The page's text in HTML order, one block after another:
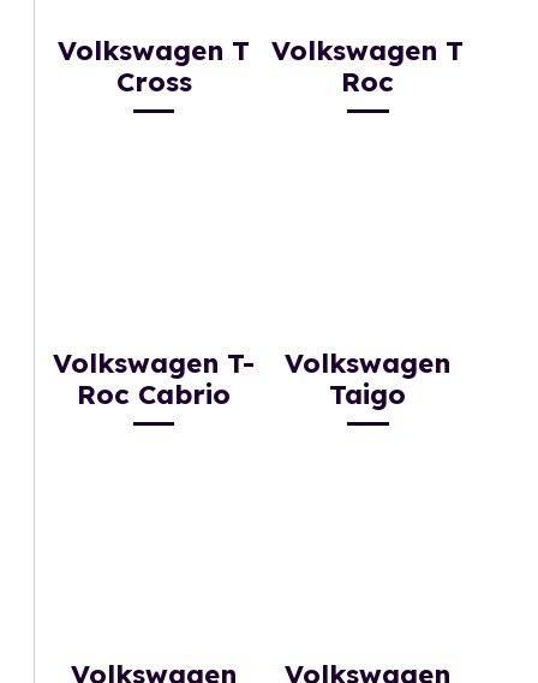
Volkswagen T
Cross
Volkswagen T
Roc
Volkswagen T-
Roc Cabrio
Volkswagen
Taigo
Volkswagen
Volkswagen